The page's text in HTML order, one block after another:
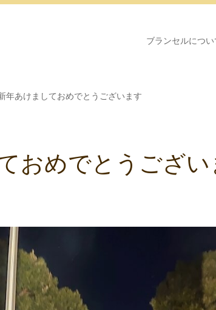
ブランセルについ
年あけましておめでとうございます
おめでとうござい